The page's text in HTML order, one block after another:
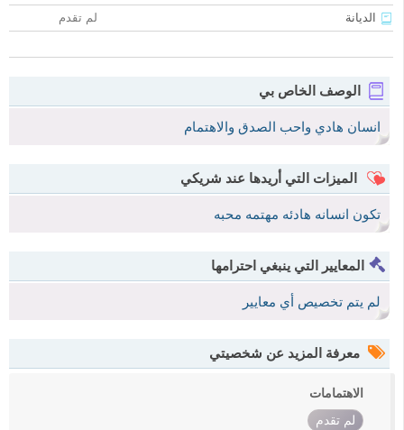
الديانة
لم تقدم
الوصف الخاص بي
انسان هادي واحب الصدق والاهتمام
الميزات التي أريدها عند شريكي
تكون انسانه هادئه مهتمه محبه
المعايير التي ينبغي احترامها
لم يتم تخصيص أي معايير
معرفة المزيد عن شخصيتي
الاهتمامات
لم تقدم